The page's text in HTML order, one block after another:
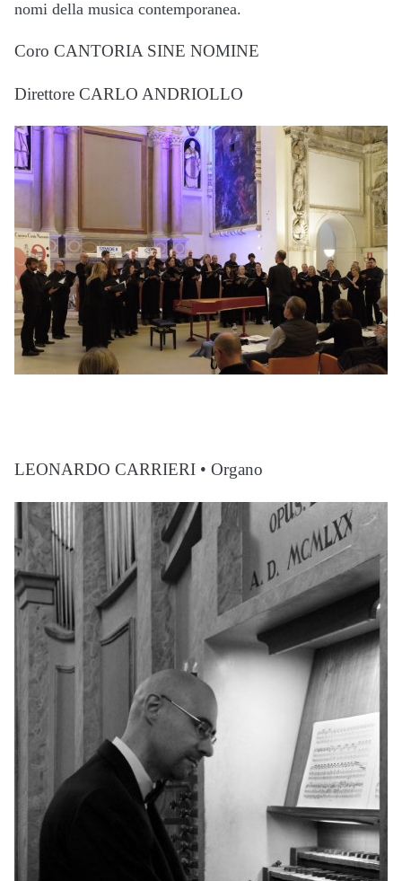
nomi della musica contemporanea.
Coro CANTORIA SINE NOMINE
Direttore CARLO ANDRIOLLO
LEONARDO CARRIERI • Organo